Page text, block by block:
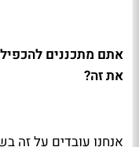
אתם מתכננים
את זה?
אנחנו עובדים על זה